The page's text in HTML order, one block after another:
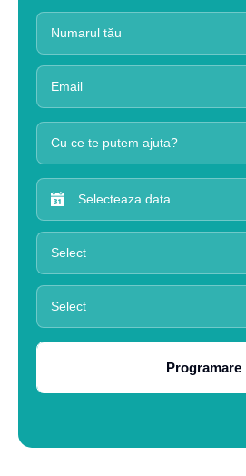
Cu ce te putem ajuta?
Select
Select
Programare